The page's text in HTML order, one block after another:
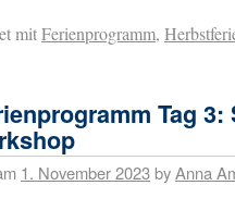
mitFerienprogramm,
Tag 3:
1. November 2023byAnna